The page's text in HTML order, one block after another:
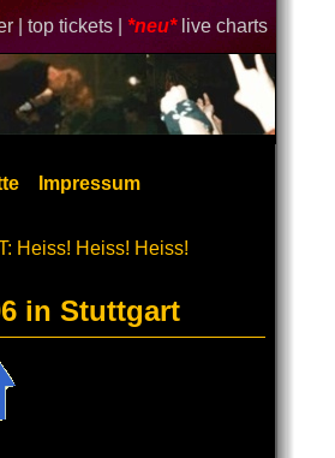
| top tickets | *neu* live charts
Impressum
Heiss! Heiss! Heiss!
in Stuttgart